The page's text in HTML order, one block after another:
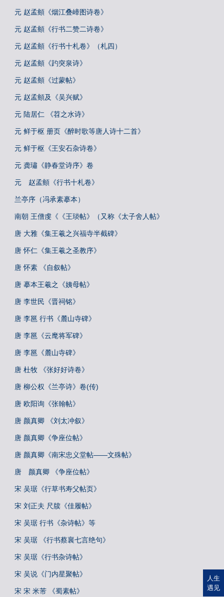
元 赵孟頫《烟江叠嶂图诗卷》
元 赵孟頫《行书二赞二诗卷》
元 赵孟頫《行书十札卷》（札四）
元 赵孟頫《趵突泉诗》
元 赵孟頫《过蒙帖》
元 赵孟頫及《吴兴赋》
元 陆居仁 《苕之水诗》
元 鲜于枢 册页《醉时歌等唐人诗十二首》
元 鲜于枢《王安石杂诗卷》
元 龚璛《静春堂诗序》卷
元 赵孟頫《行书十札卷》
兰亭序（冯承素摹本）
南朝 王僧虔《《王琰帖》（又称《太子舍人帖》
唐 大雅《集王羲之兴福寺半截碑》
唐 怀仁《集王羲之圣教序》
唐 怀素 《自叙帖》
唐 摹本王羲之《姨母帖》
唐 李世民《晋祠铭》
唐 李邕 行书《麓山寺碑》
唐 李邕《云麾将军碑》
唐 李邕《麓山寺碑》
唐 杜牧 《张好好诗卷》
唐 柳公权《兰亭诗》卷(传)
唐 欧阳询《张翰帖》
唐 颜真卿 《刘太冲叙》
唐 颜真卿《争座位帖》
唐 颜真卿《南宋忠义堂帖——文殊帖》
唐 颜真卿 《争座位帖》
宋 吴琚《行草书寿父帖页》
宋 刘正夫 尺牍《佳履帖》
宋 吴琚 行书《杂诗帖》等
宋 吴琚 《行书蔡襄七言绝句》
宋 吴琚《行书杂诗帖》
宋 吴说《门内星聚帖》
宋 宋 米芾 《蜀素帖》
人生
遇见